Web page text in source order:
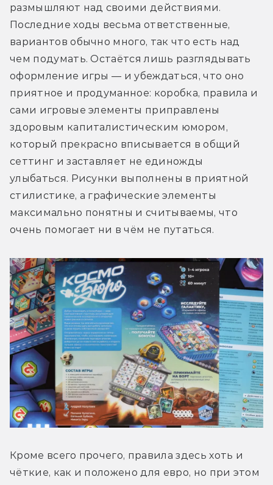
размышляют над своими действиями.
Последние ходы весьма ответственные,
вариантов обычно много, так что есть над
чем подумать. Остаётся лишь разглядывать
оформление игры — и убеждаться, что оно
приятное и продуманное: коробка, правила и
сами игровые элементы приправлены
здоровым капиталистическим юмором,
который прекрасно вписывается в общий
сеттинг и заставляет не единожды
улыбаться. Рисунки выполнены в приятной
стилистике, а графические элементы
максимально понятны и считываемы, что
очень помогает ни в чём не путаться.
Кроме всего прочего, правила здесь хоть и
чёткие, как и положено для евро, но при этом